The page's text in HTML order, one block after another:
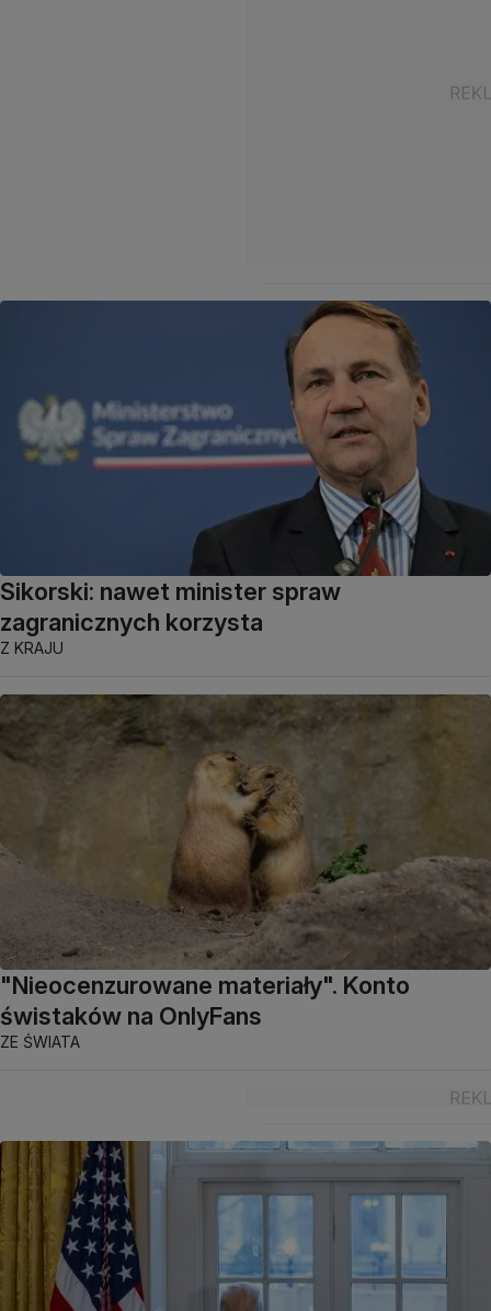
Sikorski: nawet minister spraw
zagranicznych korzysta
Z KRAJU
"Nieocenzurowane materiały". Konto
świstaków na OnlyFans
ZE ŚWIATA